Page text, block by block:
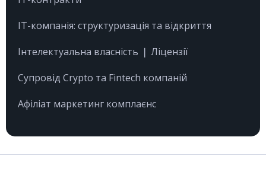
IT-компанія: структуризація та відкриття
Інтелектуальна власність ❘ Ліцензії
Супровід Crypto та Fintech компаній
Афіліат маркетинг комплаєнс